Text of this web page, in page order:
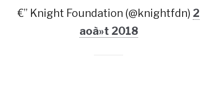
€” Knight Foundation (@knightfdn) 2
aoà»t 2018